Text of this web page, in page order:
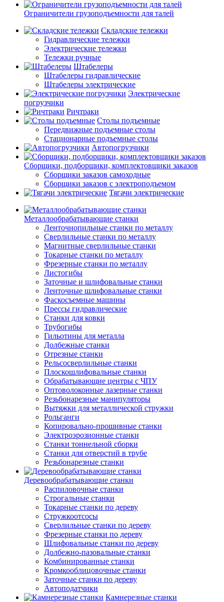
Ограничители грузоподъемности для талей
Складские тележки
Гидравлические тележки
Электрические тележки
Тележки ручные
Штабелеры
Штабелеры гидравлические
Штабелеры электрические
Электрические
погрузчики
Ричтраки
Столы подъемные
Передвижные подъемные столы
Стационарные подъемные столы
Автопогрузчики
Сборщики, подборщики, комплектовщики заказов
Сборщики заказов самоходные
Сборщики заказов с электроподъемом
Тягачи электрические
Металлообрабатывающие станки
Ленточнопильные станки по металлу
Сверлильные станки по металлу
Магнитные сверлильные станки
Токарные станки по металлу
Фрезерные станки по металлу
Листогибы
Заточные и шлифовальные станки
Ленточные шлифовальные станки
Фаскосъемные машины
Прессы гидравлические
Станки для ковки
Трубогибы
Гильотины для металла
Долбежные станки
Отрезные станки
Рельсосверлильные станки
Плоскошлифовальные станки
Обрабатывающие центры с ЧПУ
Оптоволоконные лазерные станки
Резьбонарезные манипуляторы
Вытяжки для металлической стружки
Рольганги
Копировально-прошивные станки
Электроэрозионные станки
Станки тоннельной сборки
Станки для отверстий в трубе
Резьбонарезные станки
Деревообрабатывающие станки
Распиловочные станки
Строгальные станки
Токарные станки по дереву
Стружкоотсосы
Сверлильные станки по дереву
Фрезерные станки по дереву
Шлифовальные станки по дереву
Долбежно-пазовальные станки
Комбинированные станки
Кромкооблицовочные станки
Заточные станки по дереву
Автоподатчики
Камнерезные станки